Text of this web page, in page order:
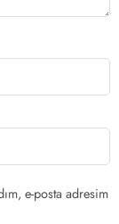
e-posta adresim